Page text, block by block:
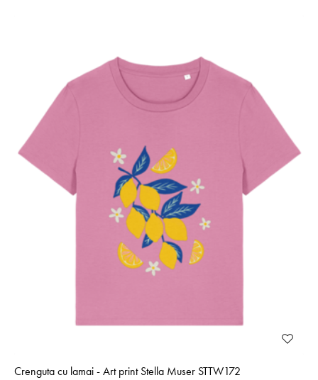
Crenguta cu lamai - Art print Stella Muser STTW172